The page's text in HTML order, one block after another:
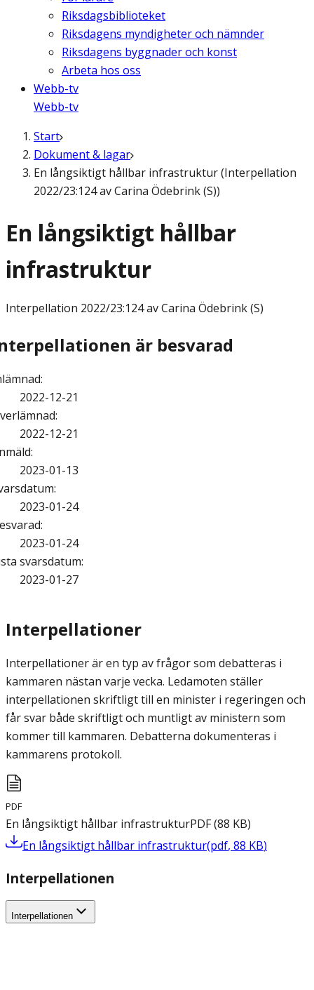
Riksdagsbiblioteket
Riksdagens myndigheter och nämnder
Riksdagens byggnader och konst
Arbeta hos oss
Webb-tv
Webb-tv
Start
Dokument & lagar
En långsiktigt hållbar infrastruktur (Interpellation
2022/23:124 av Carina Ödebrink (S))
En långsiktigt hållbar
infrastruktur
Interpellation 2022/23:124 av Carina Ödebrink (S)
är besvarad
:
2022-12-21
:
2022-12-21
:
2023-01-13
:
2023-01-24
:
2023-01-24
svarsdatum:
2023-01-27
Interpellationer
Interpellationer är en typ av frågor som debatteras i
kammaren nästan varje vecka. Ledamoten ställer
interpellationen skriftligt till en minister i regeringen och
får svar både skriftligt och muntligt av ministern som
kommer till kammaren. Debatterna dokumenteras i
kammarens protokoll.
PDF
En långsiktigt hållbar infrastrukturPDF(88 KB)
En långsiktigt hållbar infrastruktur(pdf, 88 KB)
Interpellationen
Interpellationen